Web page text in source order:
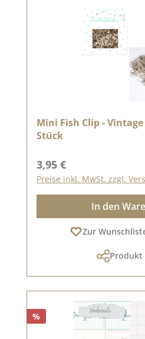
Mini Fish Clip -
Stück
Regulärer Preis:
3,95 €
Preise inkl. MwSt. zzgl.
In den
Zur
Produkt
%